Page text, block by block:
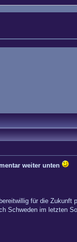
weiter unten
für die
Schweden im letzten